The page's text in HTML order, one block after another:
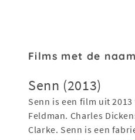
Films met de
Senn (2013)
Senn is een film uit
Feldman. Charles
Clarke. Senn is een